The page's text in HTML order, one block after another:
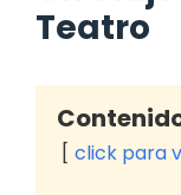
Teatro
click para